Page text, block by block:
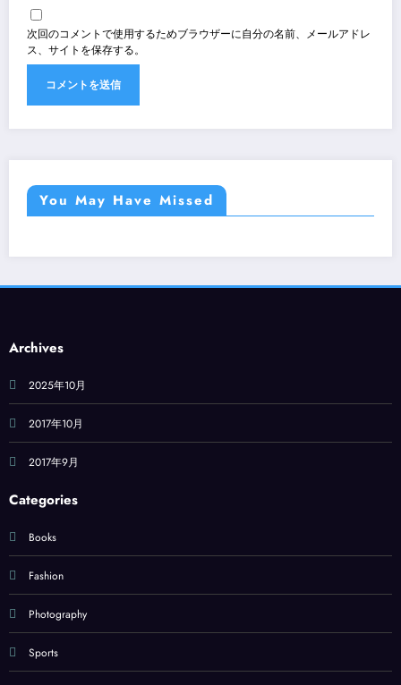
次回のコメントで使用するためブラウザーに自分の名前、メールアドレ
ス、サイトを保存する。
You May Have Missed
Archives
2025年10月
2017年10月
2017年9月
Categories
Books
Fashion
Photography
Sports